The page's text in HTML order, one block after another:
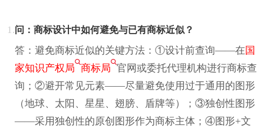
1.问：商标设计中如何避免与已有商标近似？
答：避免商标近似的关键方法：①设计前查询——在 国
家知识产权局 商标局 官网或委托代理机构进行商标查
询；②避开常见元素——尽量避免使用过于通用的图形
（地球、太阳、星星、翅膀、盾牌等）；③独创性图形
——采用独创性的原创图形作为商标主体；④图形+文